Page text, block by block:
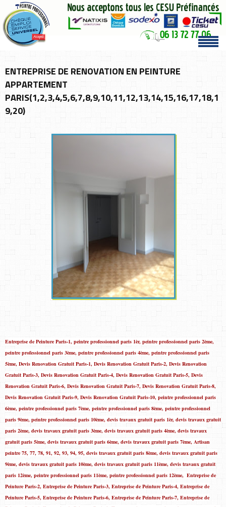
ENTREPRISE DE RENOVATION EN PEINTURE
APPARTEMENT
PARIS(1,2,3,4,5,6,7,8,9,10,11,12,13,14,15,16,17,18,1
9,20)
Entreprise de Peinture Paris-1, peintre professionnel paris 1èr, peintre professionnel paris 2ème, peintre professionnel paris 3ème, peintre professionnel paris 4ème, peintre professionnel paris 5ème, Devis Renovation Gratuit Paris-1, Devis Renovation Gratuit Paris-2, Devis Renovation Gratuit Paris-3, Devis Renovation Gratuit Paris-4, Devis Renovation Gratuit Paris-5, Devis Renovation Gratuit Paris-6, Devis Renovation Gratuit Paris-7, Devis Renovation Gratuit Paris-8, Devis Renovation Gratuit Paris-9, Devis Renovation Gratuit Paris-10, peintre professionnel paris 6ème, peintre professionnel paris 7ème, peintre professionnel paris 8ème, peintre professionnel paris 9ème, peintre professionnel paris 10ème, devis travaux gratuit paris 1èr, devis travaux gratuit paris 2ème, devis travaux gratuit paris 3ème, devis travaux gratuit paris 4ème, devis travaux gratuit paris 5ème, devis travaux gratuit paris 6ème, devis travaux gratuit paris 7ème, Artisan peintre 75, 77, 78, 91, 92, 93, 94, 95, devis travaux gratuit paris 8ème, devis travaux gratuit paris 9ème, devis travaux gratuit paris 10ème, devis travaux gratuit paris 11ème, devis travaux gratuit paris 12ème, peintre professionnel paris 11ème, peintre professionnel paris 12ème, Entreprise de Peinture Paris-2, Entreprise de Peinture Paris-3, Entreprise de Peinture Paris-4, Entreprise de Peinture Paris-5, Entreprise de Peinture Paris-6, Entreprise de Peinture Paris-7, Entreprise de Peinture Paris-8, Entreprise de Peinture Paris-9, Travaux peinture magasins et bureaux, entreprise de travaux peinture de locaux commerciaux, plaquiste paris, platiers paris, entreprise creation faux plafonds, entreprise de demolition paris, artisan enduiseur paris, artisan plaquiste paris, pose de cloisons, entreprise de travaux peinture en partie commune, carreleur paris, poseur des parquets, plafonds suspendus, creation de faux plafonds, realisation de faux plafonds, travaux peinture studios, pose dalles, artisan carreleur paris, ponçage et vitrification des parquets, pose carrelage, papier peint, toile de verre, plomberie, electricité, Entreprise de Peinture Paris-10, Entreprise de travaux du batiment, artisan peintres en batiment paris, travaux peinture paris 75001, 2, 3, 4, 5, 6, 7, 8, 9, 10, 11, 12, 13, 14, 15, 16, 17, 18, 19, 20, peintre en batiment pas cher ile de france, Entreprise de Peinture Paris-11, Entreprise de Peinture Paris-12, Entreprise de Peinture Paris-13, Entreprise de Peinture Paris-14, Entreprise de Peinture Paris-15, Entreprise de Peinture Paris-16, Entreprise de Peinture Paris-17, Entreprise de Peinture Paris-18, Entreprise de Peinture Paris-19, ( Entreprise Travaux Peinture 75001, 75002, 75003, 75004, 75005, 75006, 75007, 75008, 75009, 75010, 75011, 75012, 75013, 75014, 75015, 75016, 75017, 75018, 75019 et 75020 ), Entreprise de Peinture Paris-20, Entreprise Peintres en Bâtiment Paris-1ere, entreprise générale du bâtiment paris pour revetements de sol et murs paris, agrandissements, travaux de démolition, pose carrelage, revêtements sol et murs, travaux peinture appartements, studios, maisons, boutiques, parking, cine, cage d’escaliers, ciné, hopitaux etc, Entreprise Peintres en Bâtiment Paris-2eme, Entreprise Peintres en Bâtiment Paris-3eme, Entreprise Peintres en Bâtiment Paris-4eme, Entreprise Peintres en Bâtiment Paris-5eme, Entreprise Peintres en Bâtiment Paris-6eme, Entreprise Peintres en Bâtiment Paris-7eme, Entreprise de peinture paris, peintre professionnel paris, travaux peinture pas cher peintre paris 1e, 2e, 3e, 4e, 5e, 6e, 7e, 8e, 9e, 10e, 11e, 12e, 13e, 14e, 15e, 16e, 17e, 18e, 19e, 20e. Entreprise Peintres en Bâtiment Paris-8eme, Entreprise Peintres en Bâtiment Paris-9eme, Entreprise Peintres en Bâtiment Paris-10eme, Entreprise Peintres en Bâtiment Paris-11eme, Entreprise Peintres en Bâtiment Paris-12eme, Entreprise Peintres en Bâtiment Paris-13eme, entreprise générale du bâtiment paris pour revetements de sol et murs paris, agrandissements, travaux de démolition, pose carrelage, revêtements sol et murs, peintre professionnel paris 13ème, peintre professionnel paris 14ème, peintre professionnel paris 15ème, peintre professionnel paris 16ème, peintre professionnel paris 17ème, peintre professionnel paris 18ème, peintre professionnel paris 19ème, peintre professionnel paris 20ème, peintre professionnel 75, peintre professionnel 78, peintre professionnel 91, peintre professionnel 77, peintre professionnel 92, peintre professionnel 93, peintre professionnel 94, peintre professionnel 95, peintre professionnel pas cher, travaux peinture appartements, studios, maisons, boutiques, parking, cine, cage d’escaliers, ciné, hopitaux etc, Entreprise Peintres en Bâtiment Paris-14eme, Entreprise Peintres en Bâtiment Paris-15eme, Entreprise Peintres en Bâtiment Paris-16eme, Entreprise Peintres en Bâtiment Paris-17eme, Entreprise Peintres en Bâtiment Paris-18eme, Peintre en batiment paris-1, Peintre en batiment paris-2, Peintre en batiment paris-3, Peintre en batiment paris-4, Peintre en batiment paris-5, Peintre en batiment paris-6, Peintre en batiment paris-7, Peintre en batiment paris-8, Peintre en batiment paris-9, Peintre en batiment paris-10, Peintre en batiment paris-11, Peintre en batiment paris-12, Peintre en batiment paris-13, Peintre en batiment paris-14, Peintre en batiment paris-15, Peintre en batiment paris-16, Peintre en batiment paris-17, Peintre en batiment paris-18, Peintre en batiment paris-19, Peintre en batiment paris-20, Entreprise Peintres en Bâtiment Paris-19eme, Entreprise Peintres en Bâtiment Paris-20eme, Peintre en Bâtiment Paris-1, Peintre en Bâtiment Paris-2, Peintre en Bâtiment Paris-3, entreprise générale du bâtiment paris pour revetements de sol et murs paris, Travaux peinture magasins et bureaux, entreprise de travaux peinture de locaux commerciaux, plaquiste paris, platiers paris, entreprise creation faux plafonds, entreprise de demolition paris, artisan enduiseur paris, artisan plaquiste paris, pose de cloisons, ( Entreprise Travaux Peinture 75001, 75002, 75003, 75004, 75005, 75006, 75007, 75008, 75009, 75010, 75011, 75012, 75013, 75014, 75015, 75016, 75017, 75018, 75019 et 75020 ), entreprise de travaux peinture en partie commune, carreleur paris, poseur des parquets, plafonds suspendus, creation de faux plafonds, realisation de faux plafonds, travaux peinture studios, pose dalles, artisan carreleur paris, ponçage et vitrification des parquets, pose carrelage, Devis Renovation Gratuit Paris-11, Devis Renovation Gratuit Paris-12, Devis Renovation Gratuit Paris-13, Devis Renovation Gratuit Paris-14, Devis Renovation Gratuit Paris-15, Artisan peintre 75, 77, 78, 91, 92, 93, 94, 95, Devis Renovation Gratuit Paris-16, Devis Renovation Gratuit Paris-17, Devis Renovation Gratuit Paris-18, Devis Renovation Gratuit Paris-19, Devis Renovation Gratuit Paris-20, papier peint, toile de verre, plomberie, electricité, agrandissements, travaux de démolition, pose carrelage, revêtements sol et murs, travaux peinture appartements, studios, maisons, boutiques, parking, cine, cage d’escaliers, ciné, hopitaux etc Peintre en Bâtiment Paris-4, Peintre en Bâtiment Paris-5, Peintre en Bâtiment Paris-6, Peintre en Bâtiment Paris-7, NANTERRE-92000, BOULOGNE BILLANCOURT-92100, CLICHY-92110, MONTROUGE-92120, ISSY LES MOULINEAUX-92130, 92140 LE PETIT CLAMART , SURESNES-92150, ANTONY-92160, devis travaux gratuit paris 1èr, devis travaux gratuit paris 2ème, devis travaux gratuit paris 3ème, devis travaux gratuit paris 4ème, devis travaux gratuit paris 5ème, devis travaux gratuit paris 6ème, devis travaux gratuit paris 7ème, devis travaux gratuit paris 8ème, devis travaux gratuit paris 9ème, devis travaux gratuit paris 10ème, devis travaux gratuit paris 11ème, devis travaux gratuit paris 12ème, VANVES-92170, MEUDON-92190, NEUILLY SUR SEINE-92200, ST CLOUD-92210, BAGNEUX-92220, GENNEVILLIERS-92230, Peintre Paris-1, Peintre Paris-2, Peintre Paris-3, Peintre Paris-4, Peintre Paris-5, Peintre Paris-6, Peintre Paris-7, Peintre Paris-8, Peintre Paris-9, Peintre Paris-10, Peintre Paris-11, Peintre Paris-12, Peintre Paris-13, Peintre Paris-14, Peintre Paris-15, Peintre Paris-16, Peintre Paris-17, Peintre Paris-18, Peintre Paris-19, Peintre Paris-20, MALAKOFF-92240, ( Entreprise Travaux Peinture 75001, 75002, 75003, 75004, 75005, 75006, 75007, 75008, 75009, 75010, 75011, 75012, 75013, 75014, 75015, 75016, 75017, 75018, 75019 et 75020 ), LA GARENNE COLOMBES-92250, FONTENAY AUX ROSES-92260, BOIS COLOMBES-92270, CHATENAY MALABRY-92290, LA BUTTE ROUGE-92290, peintre professionnel paris 13ème, peintre professionnel paris 14ème, peintre professionnel paris 15ème, peintre professionnel paris 16ème, peintre professionnel paris 17ème, peintre professionnel paris 18ème, peintre professionnel paris 19ème, peintre professionnel paris 20ème, Artisan peintre 75, 77, 78, 91, 92, 93, 94, 95, peintre professionnel 75, peintre professionnel 78, peintre professionnel 91, peintre professionnel 77, peintre professionnel 92, peintre professionnel 93, peintre professionnel 94, peintre professionnel 95, peintre professionnel pas cher, LEVALLOIS PERRET-92300, SEVRES-92310, CHATILLON-92320, SCEAUX-92330, BOURG LA REINE-92340, LE PLESSIS ROBINSON-92350, ROBINSON-92350, MEUDON LA FORET-92360, CHAVILLE-92370, GARCHES-92380, Artisan peintre 75, 77, 78, 91, 92, 93, 94, 95,VILLENEUVE LA GARENNE-02390, COURBEVOIE-92400, peintre auto-entrepreneur 75001, peintre auto-entrepreneur 75002, peintre auto-entrepreneur 75003, peintre auto-entrepreneur 75004, peintre auto-entrepreneur 75005, peintre auto-entrepreneur 75006, peintre auto-entrepreneur 75007, peintre auto-entrepreneur 75008, peintre auto-entrepreneur 75009, peintre auto-entrepreneur 75010, peintre auto-entrepreneur 75011, peintre auto-entrepreneur 75012, Travaux Interieur Paris-1, Travaux Interieur Paris-2, Travaux Interieur Paris-3, Travaux Interieur Paris-4, Travaux Interieur Paris-5, Travaux Interieur Paris-6, Travaux Interieur Paris-7, T